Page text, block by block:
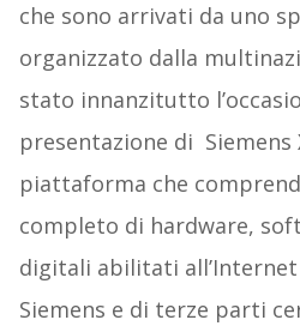
che sono arrivati da uno
organizzato dalla
stato innanzitutto
presentazione di Siemens
piattaforma che
completo di hardware,
digitali abilitati all’Internet
Siemens e di terze parti